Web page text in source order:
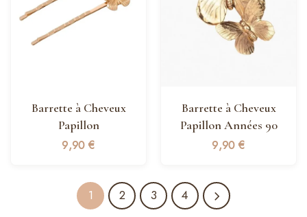
Barrette à Cheveux
Papillon
9,90€
Barrette à Cheveux
Papillon Années 90
9,90€
1 2 3 4